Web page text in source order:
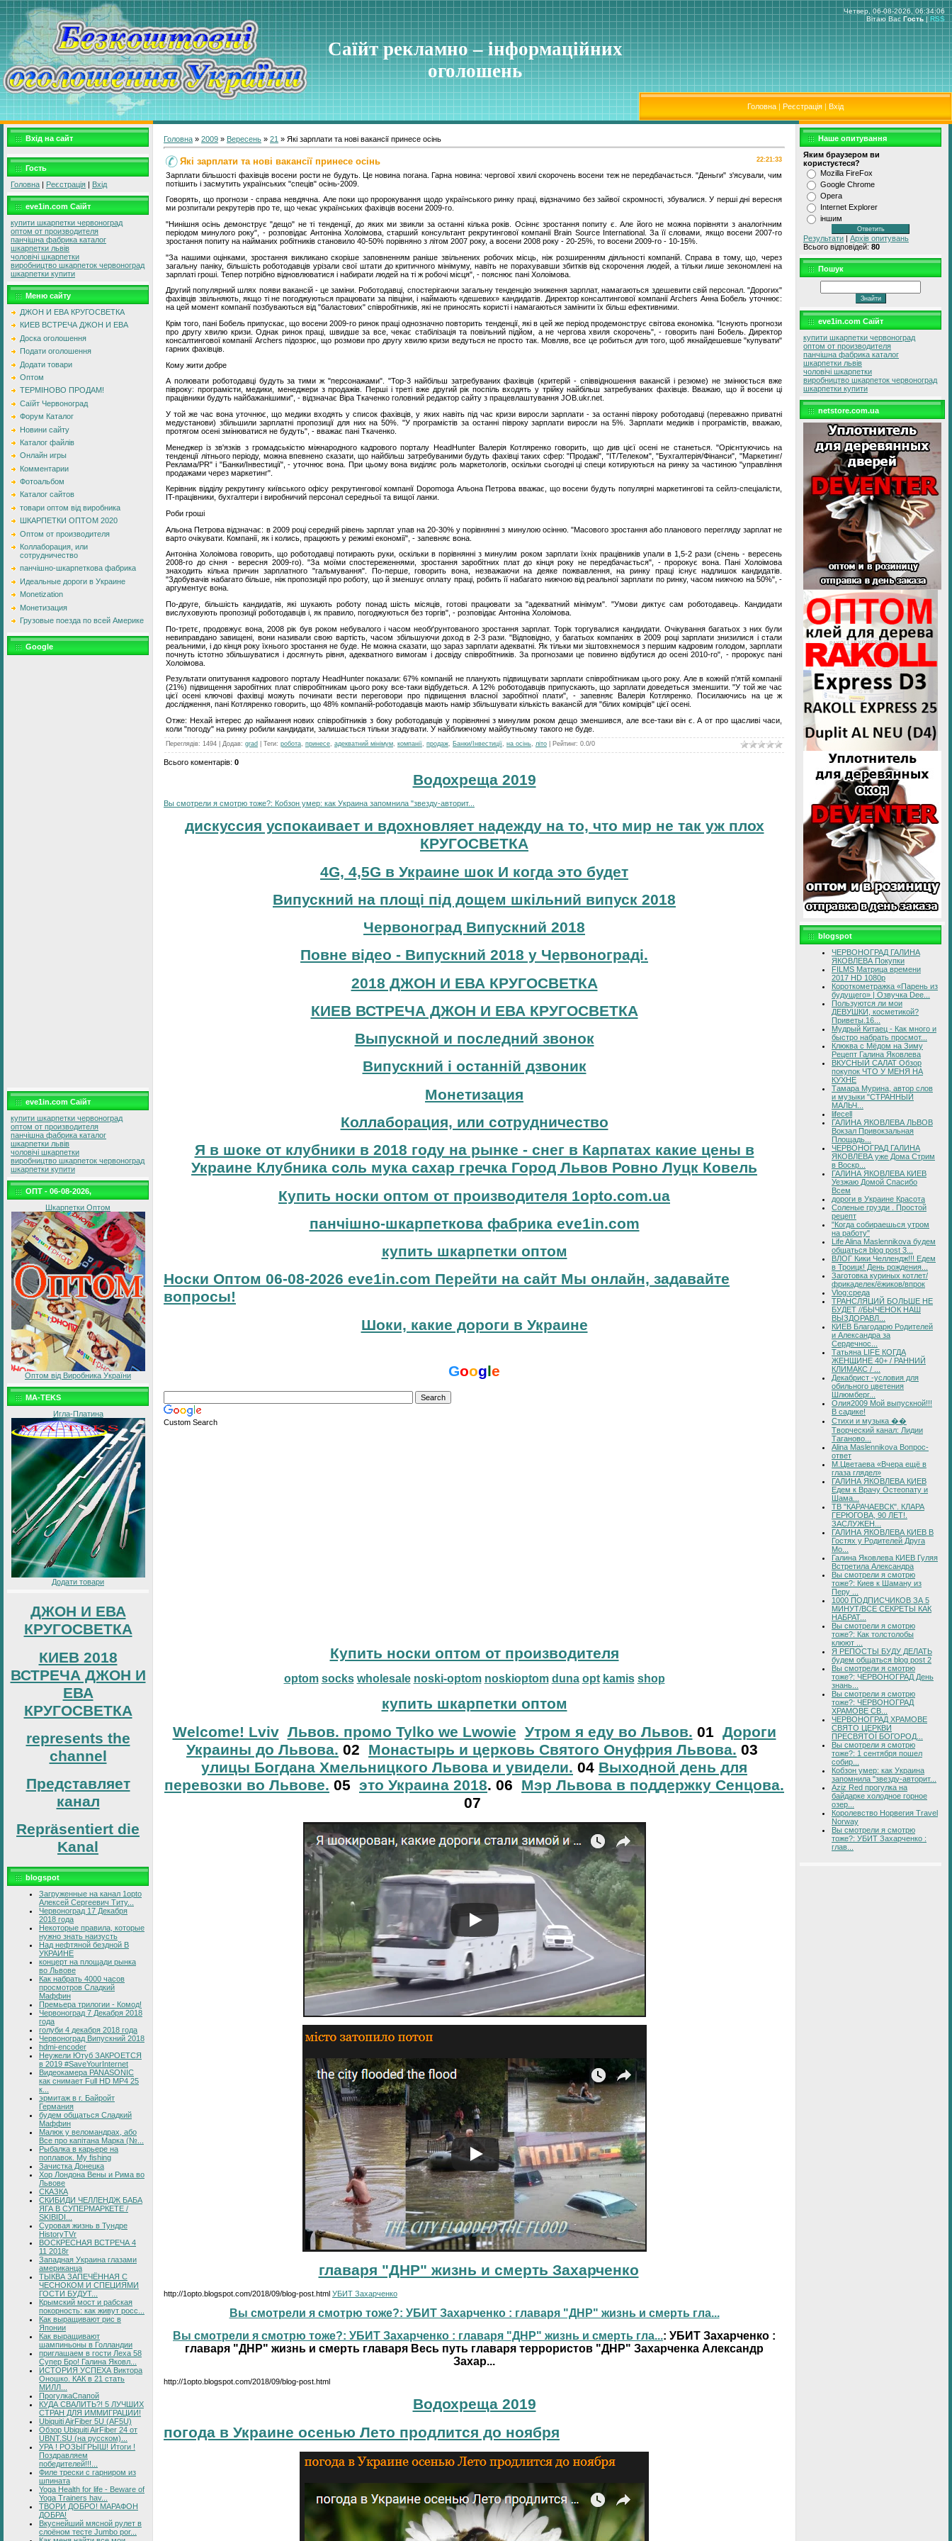
Саїйт рекламно – інформаційних
оголошень
Четвер, 06-08-2026, 06:34:06
Вітаю Вас Гость | RSS
Головна | Реєстрація | Вхід
Вхід на сайт
Гость
Головна | Реєстрація | Вхід
eve1in.com Саїйт
купити шкарпетки червоноград
оптом от производителя
панчішна фабрика каталог
шкарпетки львів
чоловічі шкарпетки
виробництво шкарпеток червоноград
шкарпетки купити
Меню сайту
ДЖОН И ЕВА КРУГОСВЕТКА
КИЕВ ВСТРЕЧА ДЖОН И ЕВА
Доска оголошення
Подати оголошення
Додати товари
Оптом
ТЕРМІНОВО ПРОДАМ!
Саїйт Червоноград
Форум Каталог
Новини сайту
Каталог файлів
Онлайн игры
Комментарии
Фотоальбом
Каталог сайтов
товари оптом від виробника
ШКАРПЕТКИ ОПТОМ 2020
Оптом от производителя
Коллаборация, или
сотрудничество
панчішно-шкарпеткова фабрика
Идеальные дороги в Украине
Monetization
Монетизация
Грузовые поезда по всей Америке
Google
eve1in.com Саїйт
купити шкарпетки червоноград
оптом от производителя
панчішна фабрика каталог
шкарпетки львів
чоловічі шкарпетки
виробництво шкарпеток червоноград
шкарпетки купити
ОПТ - 06-08-2026,
Шкарпетки Оптом
Оптом від Виробника України
MA-TEKS
Игла-Платина
Додати товари
ДЖОН И ЕВА
КРУГОСВЕТКА
КИЕВ 2018
ВСТРЕЧА ДЖОН И
ЕВА
КРУГОСВЕТКА
represents the
channel
Представляет
канал
Repräsentiert die
Kanal
blogspot
Загруженные на канал 1opto
Алексей Сергеевич Титу...
Червоноград 17 Декабря
2018 года
Некоторые правила, которые
нужно знать наизусть
Над нефтяной бездной В
УКРАИНЕ
концерт на площади рынка
во Львове
Как набрать 4000 часов
просмотров Сладкий
Маффин
Премьера трилогии - Комод!
Червоноград 7 Декабря 2018
года
голуби 4 декабря 2018 года
Червоноград Випускний 2018
hdmi-encoder
Неужели Ютуб ЗАКРОЕТСЯ
в 2019 #SaveYourInternet
Видеокамера PANASONIC
как снимает Full HD MP4 25
к...
эрмитаж в г. Байройт
Германия
будем общаться Сладкий
Маффин
Малюк у веломандрах, або
Все про капітана Марка (№...
Рыбалка в карьере на
поплавок. My fishing
Зачистка Донецка
Хор Лондона Вены и Рима во
Львове
СКАЗКА
СКИБИДИ ЧЕЛЛЕНДЖ БАБА
ЯГА В СУПЕРМАРКЕТЕ /
SKIBIDI...
Суровая жизнь в Тундре
HistoryTVr
ВОСКРЕСНАЯ ВСТРЕЧА 4
11 2018г
Западная Украина глазами
американца
ТЫКВА ЗАПЕЧЁННАЯ С
ЧЕСНОКОМ И СПЕЦИЯМИ
ГОСТИ БУДУТ...
Крымский мост и рабская
покорность: как живут росс...
Как выращивают рис в
Японии
Как выращивают
шампиньоны в Голландии
приглашаем в гости Леха 58
Супер Бро! Галина Яковл...
ИСТОРИЯ УСПЕХА Виктора
Оношко. КАК в 21 стать
МИЛЛ...
ПрогулкаСпапой
КУДА СВАЛИТЬ?! 5 ЛУЧШИХ
СТРАН ДЛЯ ИММИГРАЦИИ!
Ubiquiti AirFiber 5U (AF5U)
Обзор Ubiquiti AirFiber 24 от
UBNT.SU (на русском)...
УРА ! РОЗЫГРЫШ! Итоги !
Поздравляем
победителей!!!...
Филе трески с гарниром из
шпината
Yoga Health for life - Beware of
Yoga Trainers hav...
ТВОРИ ДОБРО! МАРАФОН
ДОБРА!
Вкуснейший мясной рулет в
слоёном тесте Jumbo por...
Головна » 2009 » Вересень » 21 » Які зарплати та нові вакансії принесе осінь
22:21:33
Які зарплати та нові вакансії принесе осінь
Зарплати більшості фахівців восени рости не будуть. Це новина погана. Гарна новина: чергової хвилі скорочень восени теж не передбачається. "Деньги" з'ясували, чим
потішить і засмутить українських "спеців" осінь-2009.
Говорять, що прогнози - справа невдячна. Але поки що пророкування щодо українського ринку праці, відзначимо без зайвої скромності, збувалися. У перші дні вересня
ми розпитали рекрутерів про те, що чекає українських фахівців восени 2009-го.
"Нинішня осінь демонструє "дещо" не ті тенденції, до яких ми звикли за останні кілька років. Осіннє зростання попиту є. Але його не можна порівняти з аналогічним
періодом минулого року", - розповідає Антоніна Холоімова, старший консультант рекрутингової компанії Brain Source International. За її словами, якщо восени 2007-го
зростання попиту на найманих робітників становило 40-50% порівняно з літом 2007 року, а восени 2008 року - 20-25%, то восени 2009-го - 10-15%.
"За нашими оцінками, зростання викликано скоріше заповненням раніше звільнених робочих місць, ніж розширенням діяльності компаній. Справа в тому, що, через
загальну паніку, більшість роботодавців урізали свої штати до критичного мінімуму, навіть не порахувавши збитків від скорочення людей, а тільки лише зекономлені на
зарплаті гроші. Тепер потрібно відновлюватися і набирати людей на ті ж робочі місця", - пояснює пані Холоімова.
Другий популярний шлях появи вакансій - це заміни. Роботодавці, спостерігаючи загальну тенденцію зниження зарплат, намагаються здешевити свій персонал. "Дорогих"
фахівців звільняють, якщо ті не погоджуються працювати за півціни, і наймають «дешевих» кандидатів. Директор консалтингової компанії Archers Анна Бобель уточнює:
на цей момент компанії позбуваються від "баластових" співробітників, які не приносять користі і намагаються замінити їх більш ефективними.
Крім того, пані Бобель припускає, що восени 2009-го ринок праці однозначно повторить тенденції, які в цей же період продемонструє світова економіка. "Існують прогнози
про другу хвилю кризи. Однак ринок праці, швидше за все, чекає стабілізація та повільний підйом, а не чергова хвиля скорочень", - говорить пані Бобель. Директор
консалтингової компанії Archers підозрює, що розмови про другу хвилю кризи ведуться не просто так. Мовляв, все це робиться для того, щоб якнайдешевше "купувати"
гарних фахівців.
Кому жити добре
А полювати роботодавці будуть за тими ж "персонажами". "Тор-3 найбільш затребуваних фахівців (критерій - співвідношення вакансій і резюме) не змінюється вже
півроку: програмісти, медики, менеджери з продажів. Перші і треті вже другий рік поспіль входять у трійку найбільш затребуваних фахівців. Вважаю, що й восени ці
працівники будуть найбажанішими", - відзначає Віра Ткаченко головний редактор сайту з працевлаштування JOB.ukr.net.
У той же час вона уточнює, що медики входять у список фахівців, у яких навіть під час кризи виросли зарплати - за останні півроку роботодавці (переважно приватні
медустанови) збільшили зарплатні пропозиції для них на 50%. "У програмістів за останні півроку зарплати виросли на 5%. Зарплати медиків і програмістів, вважаю,
протягом осені змінюватися не будуть", - вважає пані Ткаченко.
Менеджер із зв'язків з громадськістю міжнародного кадрового порталу HeadHunter Валерія Котляренко говорить, що див цієї осені не станеться. "Орієнтуючись на
тенденції літнього періоду, можна впевнено сказати, що найбільш затребуваними будуть фахівці таких сфер: "Продажі", "ІТ/Телеком", "Бухгалтерія/Фінанси", "Маркетинг/
Реклама/PR" і "Банки/Інвестиції", - уточнює вона. При цьому вона виділяє роль маркетологів, оскільки сьогодні ці специ котируються на ринку за частиною "управління
продажами через маркетинг".
Керівник відділу рекрутингу київського офісу рекрутингової компанії Dopomoga Альона Петрова вважає, що восени будуть популярні маркетингові та сейлз-спеціалісти,
IT-працівники, бухгалтери і виробничий персонал середньої та вищої ланки.
Роби гроші
Альона Петрова відзначає: в 2009 році середній рівень зарплат упав на 20-30% у порівнянні з минулою осінню. "Масового зростання або планового перегляду зарплат не
варто очікувати. Компанії, як і колись, працюють у режимі економії", - запевняє вона.
Антоніна Холоімова говорить, що роботодавці потирають руки, оскільки в порівнянні з минулим роком зарплати їхніх працівників упали в 1,5-2 рази (січень - вересень
2008-го до січня - вересня 2009-го). "За моїми спостереженнями, зростання заробітних плат до кінця року не передбачається", - пророкує вона. Пані Холоімова
знаходить кілька причин зарплатного "гальмування". По-перше, говорить вона, незважаючи на деяке пожвавлення, на ринку праці існує надлишок кандидатів.
"Здобувачів набагато більше, ніж пропозицій про роботу, що й зменшує оплату праці, робить її набагато нижчою від реальної зарплати по ринку, часом нижчою на 50%", -
аргументує вона.
По-друге, більшість кандидатів, які шукають роботу понад шість місяців, готові працювати за "адекватний мінімум". "Умови диктує сам роботодавець. Кандидати
вислуховують пропозиції роботодавців і, як правило, погоджуються без торгів", - розповідає Антоніна Холоімова.
По-третє, продовжує вона, 2008 рік був роком небувалого і часом необґрунтованого зростання зарплат. Торік торгувалися кандидати. Очікування багатьох з них були
невиправдано завищені, вони називали свою вартість, часом збільшуючи доход в 2-3 рази. "Відповідно, у багатьох компаніях в 2009 році зарплати знизилися і стали
реальними, і до кінця року їхнього зростання не буде. Не можна сказати, що зараз зарплати адекватні. Як тільки ми зіштовхнемося з першим кадровим голодом, зарплати
почнуть істотно збільшуватися і досягнуть рівня, адекватного вимогам і досвіду співробітників. За прогнозами це повинно відбутися до осені 2010-го", - пророкує пані
Холоімова.
Результати опитування кадрового порталу HeadHunter показали: 67% компаній не планують підвищувати зарплати співробітникам цього року. Але в кожній п'ятій компанії
(21%) підвищення заробітних плат співробітникам цього року все-таки відбудеться. А 12% роботодавців припускають, що зарплати доведеться зменшити. "У той же час
цієї осені ключові фахівці можуть починати вести переговори про підвищення власної заробітної плати", - запевняє Валерія Котляренко. Посилаючись на це ж
дослідження, пані Котляренко говорить, що 48% компаній-роботодавців мають намір збільшувати кількість вакансій для "білих комірців" цієї осені.
Отже: Нехай інтерес до наймання нових співробітників з боку роботодавців у порівнянні з минулим роком дещо зменшився, але все-таки він є. А от про щасливі часи,
коли "погоду" на ринку робили кандидати, залишається тільки згадувати. У найближчому майбутньому такого не буде.
Переглядів: 1494 Додав: grad Теги: робота принесе адекватний мінімум компанії продаж Банки/Інвестиції на осінь літо Рейтинг: 0.0/0
Всього коментарів: 0
Водохреща 2019
Вы смотрели я смотрю тоже?: Кобзон умер: как Украина запомнила "звезду-авторит...
дискуссия успокаивает и вдохновляет надежду на то, что мир не так уж плох
КРУГОСВЕТКА
4G, 4,5G в Украине шок И когда это будет
Випускний на площі під дощем шкільний випуск 2018
Червоноград Випускний 2018
Повне відео - Випускний 2018 у Червонограді.
2018 ДЖОН И ЕВА КРУГОСВЕТКА
КИЕВ ВСТРЕЧА ДЖОН И ЕВА КРУГОСВЕТКА
Выпускной и последний звонок
Випускний і останній дзвоник
Монетизация
Коллаборация, или сотрудничество
Я в шоке от клубники в 2018 году на рынке - снег в Карпатах какие цены в
Украине Клубника соль мука сахар гречка Город Львов Ровно Луцк Ковель
Купить носки оптом от производителя 1opto.com.ua
панчішно-шкарпеткова фабрика eve1in.com
купить шкарпетки оптом
Носки Оптом 06-08-2026 eve1in.com Перейти на сайт Мы онлайн, задавайте
вопросы!
Шоки, какие дороги в Украине
Google
Custom Search
Купить носки оптом от производителя
optom socks wholesale noski-optom noskioptom duna opt kamis shop
купить шкарпетки оптом
Welcome! Lviv Львов. промо Tylko we Lwowie Утром я еду во Львов. 01 Дороги
Украины до Львова. 02 Монастырь и церковь Святого Онуфрия Львова. 03
улицы Богдана Хмельницкого Львова и увидели. 04 Выходной день для
перевозки во Львове. 05 это Украина 2018. 06 Мэр Львова в поддержку Сенцова.
07
главаря "ДНР" жизнь и смерть Захарченко
http://1opto.blogspot.com/2018/09/blog-post.html УБИТ Захарченко
Вы смотрели я смотрю тоже?: УБИТ Захарченко : главаря "ДНР" жизнь и смерть гла...
Вы смотрели я смотрю тоже?: УБИТ Захарченко : главаря "ДНР" жизнь и смерть гла...: УБИТ Захарченко :
главаря "ДНР" жизнь и смерть главаря Весь путь главаря террористов "ДНР" Захарченка Александр
Захар...
http://1opto.blogspot.com/2018/09/blog-post.html
Водохреща 2019
погода в Украине осенью Лето продлится до ноября
Наше опитування
Яким браузером ви
користуєтеся?
Mozilla FireFox
Google Chrome
Opera
Internet Explorer
іншим
Результати | Архів опитувань
Всього відповідей: 80
Пошук
eve1in.com Саїйт
купити шкарпетки червоноград
оптом от производителя
панчішна фабрика каталог
шкарпетки львів
чоловічі шкарпетки
виробництво шкарпеток червоноград
шкарпетки купити
netstore.com.ua
blogspot
ЧЕРВОНОГРАД ГАЛИНА
ЯКОВЛЕВА Покупки
FILMS Матрица времени
2017 HD 1080p
Короткометражка «Парень из
будущего» | Озвучка Dee...
Пользуются ли мои
ДЕВУШКИ, косметикой?
Приветы.16...
Мудрый Китаец - Как много и
быстро набрать просмот...
Клюква с Мёдом на Зиму
Рецепт Галина Яковлева
ВКУСНЫЙ САЛАТ Обзор
покупок ЧТО У МЕНЯ НА
КУХНЕ
Тамара Мурина, автор слов
и музыки "СТРАННЫЙ
МАЛЬЧ...
lifecell
ГАЛИНА ЯКОВЛЕВА ЛЬВОВ
Вокзал Привокзальная
Площадь...
ЧЕРВОНОГРАД ГАЛИНА
ЯКОВЛЕВА уже Дома Стрим
в Воскр...
ГАЛИНА ЯКОВЛЕВА КИЕВ
Уезжаю Домой Спасибо
Всем
дороги в Украине Красота
Соленые грузди . Простой
рецепт
"Когда собираешься утром
на работу"
Life Alina Maslennikova будем
общаться blog post 3...
ВЛОГ Кики Челлендж!!! Едем
в Троицк! День рождения...
Заготовка куриных котлет/
фрикаделек/ёжиков/впрок
Vlog:среда
ТРАНСЛЯЦИЙ БОЛЬШЕ НЕ
БУДЕТ //БЫЧЕНОК НАШ
ВЫЗДОРАВЛ...
КИЕВ Благодарю Родителей
и Александра за
Сердечнос...
Татьяна LIFE КОГДА
ЖЕНЩИНЕ 40+ / РАННИЙ
КЛИМАКС / ...
Декабрист -условия для
обильного цветения
Шлюмберг...
Олия2009 Мой выпускной!!!
В садике!
Стихи и музыка ��
Творческий канал: Лидии
Таганово...
Alina Maslennikova Вопрос-
ответ
М.Цветаева «Вчера ещё в
глаза глядел»
ГАЛИНА ЯКОВЛЕВА КИЕВ
Едем к Врачу Остеопату и
Шама...
ТВ "КАРАЧАЕВСК". КЛАРА
ГЕРЮГОВА, 90 ЛЕТ!.
ЗАСЛУЖЕН...
ГАЛИНА ЯКОВЛЕВА КИЕВ В
Гостях у Родителей Друга
Мо...
Галина Яковлева КИЕВ Гуляя
Встретила Александра
Вы смотрели я смотрю
тоже?: Киев к Шаману из
Перу ...
1000 ПОДПИСЧИКОВ ЗА 5
МИНУТ/ВСЕ СЕКРЕТЫ КАК
НАБРАТ...
Вы смотрели я смотрю
тоже?: Как толстолобы
клюют ...
Я РЕПОСТЫ БУДУ ДЕЛАТЬ
будем общаться blog post 2
Вы смотрели я смотрю
тоже?: ЧЕРВОНОГРАД День
знань...
Вы смотрели я смотрю
тоже?: ЧЕРВОНОГРАД
ХРАМОВЕ СВ...
ЧЕРВОНОГРАД ХРАМОВЕ
СВЯТО ЦЕРКВИ
ПРЕСВЯТОЇ БОГОРОД...
Вы смотрели я смотрю
тоже?: 1 сентября пошел
собир...
Кобзон умер: как Украина
запомнила "звезду-авторит...
Aziz Red прогулка на
байдарке холодное горное
озер...
Королевство Норвегия Travel
Norway
Вы смотрели я смотрю
тоже?: УБИТ Захарченко :
глав...